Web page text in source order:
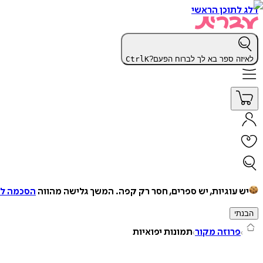
דלג לתוכן הראשי
לאיזה ספר בא לך לברוח הפעם? CtrlK
יש עוגיות, יש ספרים, חסר רק קפה. המשך גלישה מהווה הסכמה
הבנתי
פרוזה מקור תמונות יפואיות